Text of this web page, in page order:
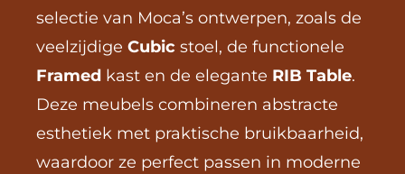
selectie van Moca’s ontwerpen, zoals de
veelzijdige Cubic
Framed kast en de elegante RIB Table.
Deze meubels combineren abstracte
esthetiek met praktische bruikbaarheid,
waardoor ze perfect passen in moderne